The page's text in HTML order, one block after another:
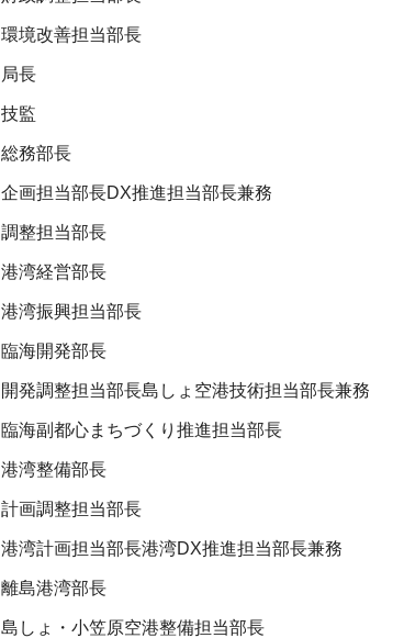
環境改善担当部長
局長
技監
総務部長
企画担当部長DX推進担当部長兼務
調整担当部長
港湾経営部長
港湾振興担当部長
臨海開発部長
開発調整担当部長島しょ空港技術担当部長兼務
臨海副都心まちづくり推進担当部長
港湾整備部長
計画調整担当部長
港湾計画担当部長港湾DX推進担当部長兼務
離島港湾部長
島しょ・小笠原空港整備担当部長